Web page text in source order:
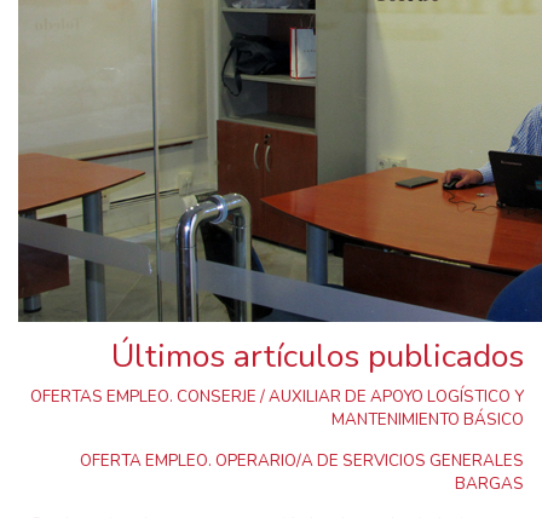
Últimos artículos publicados
OFERTAS EMPLEO. CONSERJE / AUXILIAR DE APOYO LOGÍSTICO Y
MANTENIMIENTO BÁSICO
OFERTA EMPLEO. OPERARIO/A DE SERVICIOS GENERALES
BARGAS